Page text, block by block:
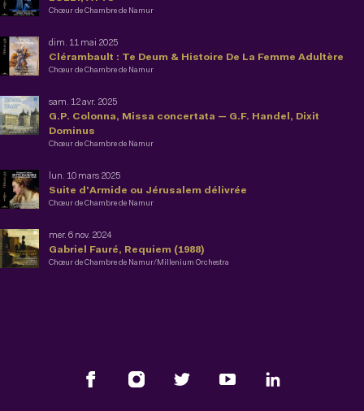
Chœur de Chambre de Namur
Clérambault : Te Deum & Histoire De La Femme Adultère
dim. 11 mai 2025
Chœur de Chambre de Namur
G.P. Colonna, Missa concertata — G.F. Handel, Dixit
Dominus
sam. 12 avr. 2025
Chœur de Chambre de Namur
Suite d'Armide ou Jérusalem délivrée
lun. 10 mars 2025
Chœur de Chambre de Namur
Gabriel Fauré, Requiem (1988)
mer. 6 nov. 2024
Chœur de Chambre de Namur/Millenium Orchestra